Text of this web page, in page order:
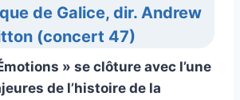
de Galice, dir. Andrew
(concert 47)
» se clôture avec l’une
de l’histoire de la